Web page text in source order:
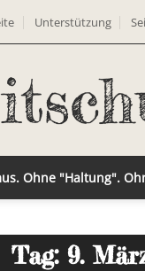
Unterstützung
Ohne "Haltung".
Tag: 9.